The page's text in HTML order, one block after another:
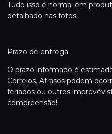
Tudo isso é normal em
detalhado nas fotos.
Prazo de entrega
O prazo informado é
Correios. Atrasos podem
feriados ou outros
compreensão!